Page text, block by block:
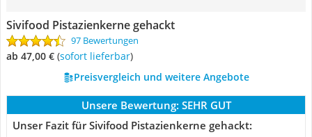
Sivifood Pistazienkerne gehackt
97 Bewertungen
ab 47,00 € ( Sofort lieferbar)
Preisvergleich und weitere Angebote
Unsere Bewertung: SEHR GUT
Unser Fazit für Sivifood Pistazienkerne gehackt: